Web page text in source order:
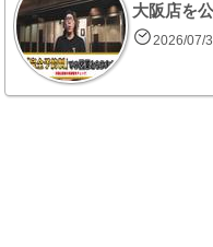
大阪店を
2026/07/